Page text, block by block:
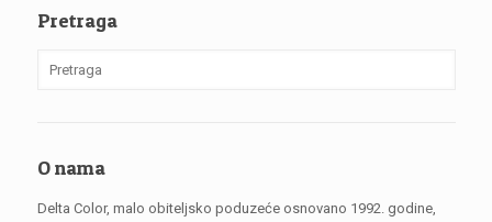
Pretraga
O nama
Delta Color, malo obiteljsko poduzeće osnovano 1992. godine,